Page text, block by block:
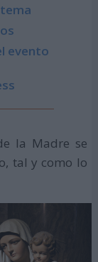
evento
la Madre se
tal y como lo